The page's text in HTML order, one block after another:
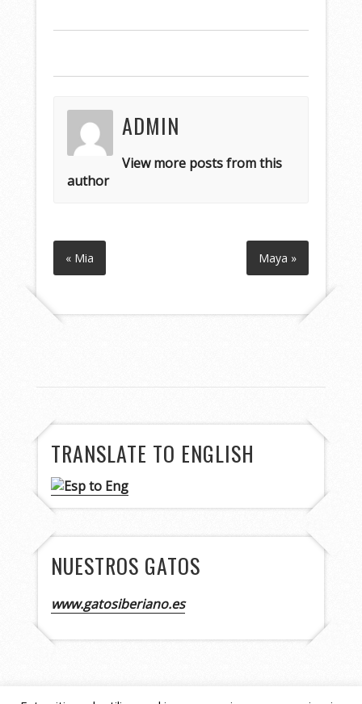
ADMIN
View more posts from this
author
« Mia Maya »
TRANSLATE TO ENGLISH
NUESTROS GATOS
www.gatosiberiano.es